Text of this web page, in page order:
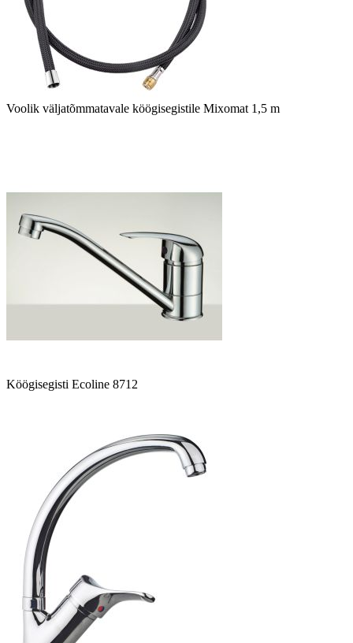
Voolik väljatõmmatavale köögisegistile Mixomat 1,5 m
Köögisegisti Ecoline 8712